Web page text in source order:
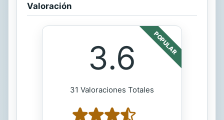
Valoración
POPULAR
3.6
31 Valoraciones Totales